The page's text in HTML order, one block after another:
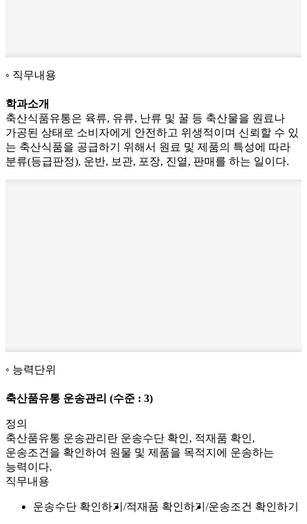
직무내용
학과소개
축산식품유통은 육류, 유류, 난류 및 꿀 등 축산물을 원료나
가공된 상태로 소비자에게 안전하고 위생적이며 신뢰할 수 있
는 축산식품을 공급하기 위해서 원료 및 제품의 특성에 따라
분류(등급판정), 운반, 보관, 포장, 진열, 판매를 하는 일이다.
능력단위
축산품유통 운송관리 (수준 : 3)
정의
축산품유통 운송관리란 운송수단 확인, 적재품 확인,
운송조건을 확인하여 원물 및 제품을 목적지에 운송하는
능력이다.
직무내용
운송수단 확인하기 적재품 확인하기 운송조건 확인하기